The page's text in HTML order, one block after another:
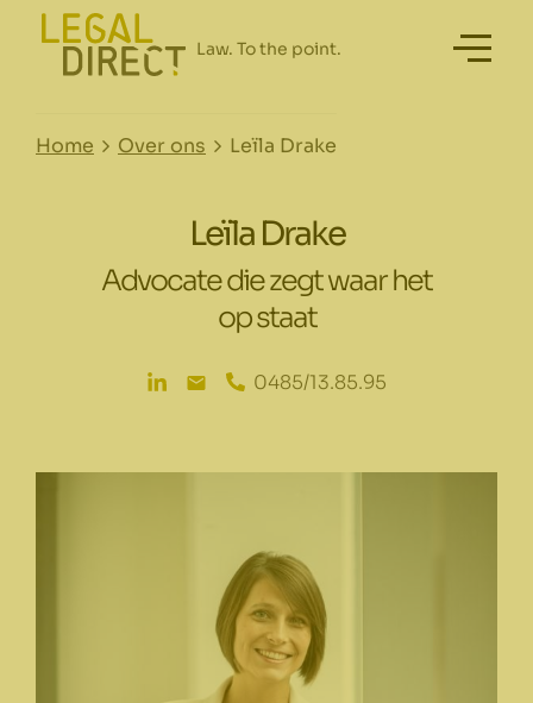
Home Over ons Leïla Drake
Leïla Drake
Advocate die zegt waar het
op staat
0485/13.85.95